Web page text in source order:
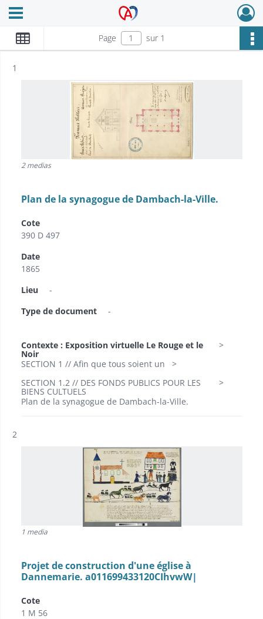
Archives Alsace - Colmar
Ouvrir le menu déroulant
Page sur 1
Résultat n°
1
2 medias
Plan de la synagogue de Dambach-la-Ville.
Cote
390 D 497
Date
1865
Lieu
-
Type de document
-
Contexte : Exposition virtuelle Le Rouge et le
Noir
SECTION 1 // Afin que tous soient un
SECTION 1.2 // DES FONDS PUBLICS POUR LES
BIENS CULTUELS
Plan de la synagogue de Dambach-la-Ville.
Résultat n°
2
1 media
Projet de construction d'une église à
Dannemarie. a011699433120CIhvwW|
Cote
1 M 56